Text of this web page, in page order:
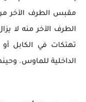
الطرف الآخر منه لا
تهتكات في الكابل
الداخلية للماوس.